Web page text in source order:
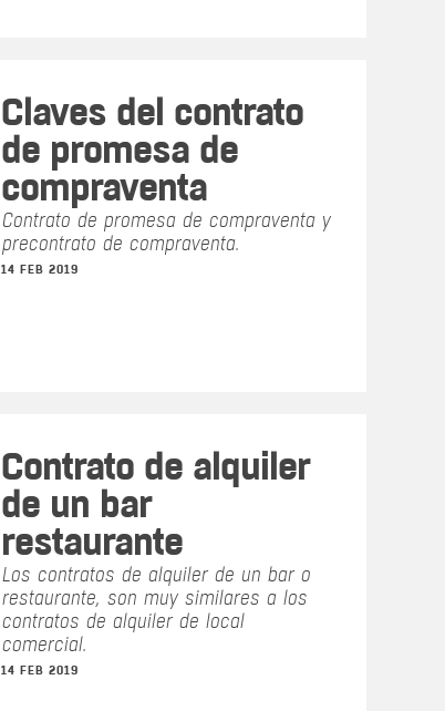
Claves del contrato
de promesa de
compraventa
Contrato de promesa de compraventa y
precontrato de compraventa.
14 FEB 2019
Contrato de alquiler
de un bar
restaurante
Los contratos de alquiler de un bar o
restaurante, son muy similares a los
contratos de alquiler de local
comercial.
14 FEB 2019